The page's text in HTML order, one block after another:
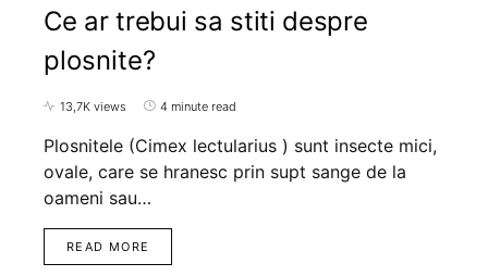
Ce ar trebui sa stiti despre
plosnite?
13,7K views 4 minute read
Plosnitele (Cimex lectularius ) sunt insecte mici,
ovale, care se hranesc prin supt sange de la
oameni sau…
READ MORE